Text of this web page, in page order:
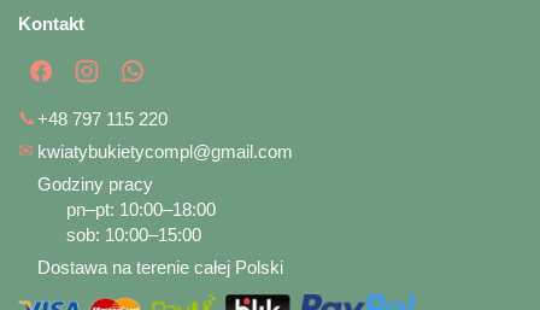
Kontakt
📞+48 797 115 220
✉ kwiatybukietycompl@gmail.com
Godziny pracy
pn–pt: 10:00–18:00
sob: 10:00–15:00
Dostawa na terenie całej Polski